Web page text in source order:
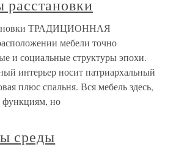
ТРАДИЦИОННАЯ
мебели точно
и социальные структуры эпохи.
интерьер носит патриархальный
плюс спальня. Вся мебель здесь,
функциям, но
среды